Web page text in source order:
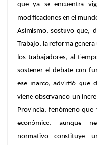
que ya se encuentra
modificaciones en el
Asimismo, sostuvo que,
Trabajo, la reforma
los trabajadores, al
sostener el debate con
ese marco, advirtió que
viene observando un
Provincia, fenómeno
económico, aunque
normativo constituye